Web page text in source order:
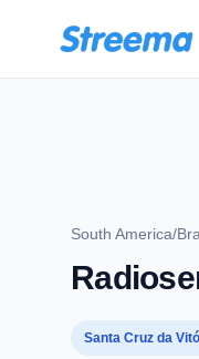
South America/
Santa Cruz da